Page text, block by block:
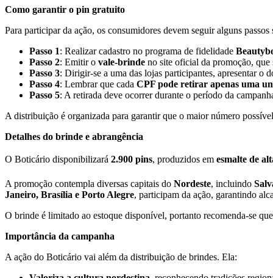
Como garantir o pin gratuito
Para participar da ação, os consumidores devem seguir alguns passos
Passo 1: Realizar cadastro no programa de fidelidade
Passo 2: Emitir o vale-brinde no site oficial da promoção,
Passo 3: Dirigir-se a uma das lojas participantes, apresentar o
Passo 4: Lembrar que cada CPF pode retirar apenas uma
Passo 5: A retirada deve ocorrer durante o período da
A distribuição é organizada para garantir que o maior número
Detalhes do brinde e abrangência
O Boticário disponibilizará 2.900 pins, produzidos em esmalte de
A promoção contempla diversas capitais do Nordeste, incluindo
Janeiro, Brasília e Porto Alegre, participam da ação, garantindo
O brinde é limitado ao estoque disponível, portanto recomenda-se
Importância da campanha
A ação do Boticário vai além da distribuição de brindes. Ela: